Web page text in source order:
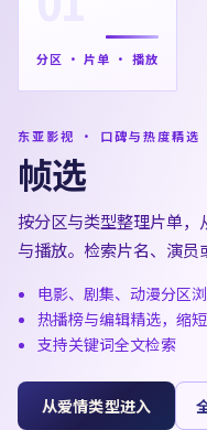
分区 · 片单 · 播放
东亚影视 · 口碑与热度精选
帧选
按分区与类型整理片单
与播放。检索片名、演员
电影、剧集、动漫分区
热播榜与编辑精选，缩
支持关键词全文检索
从爱情类型进入